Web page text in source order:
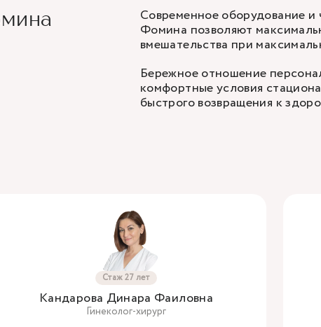
Современное оборудование и
Фомина позволяют
вмешательства при
Бережное отношение
комфортные условия
быстрого возвращения к
Стаж 27 лет
Кандарова Динара Фаиловна
Гинеколог-хирург